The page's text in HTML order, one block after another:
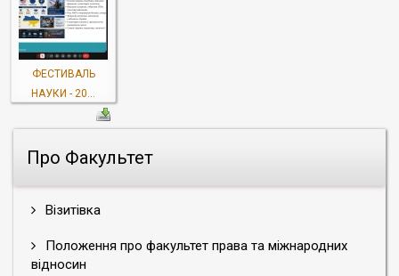
Про Факультет
Візитівка
Положення про факультет права та міжнародних
відносин
ФЕСТИВАЛЬ
НАУКИ - 20...